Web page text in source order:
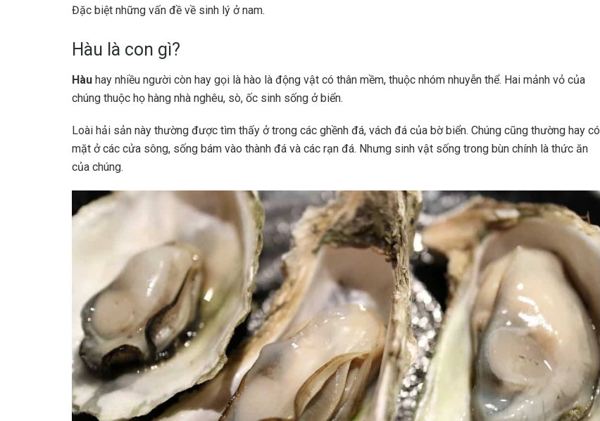
Đặc biệt những vấn đề về sinh lý ở nam.
Hàu là con gì?
Hàu hay nhiều người còn hay gọi là hào là động vật có thân mềm, thuộc nhóm nhuyễn thể. Hai mảnh vỏ của
chúng thuộc họ hàng nhà nghêu, sò, ốc sinh sống ở biển.
Loài hải sản này thường được tìm thấy ở trong các ghềnh đá, vách đá của bờ biển. Chúng cũng thường hay có
mặt ở các cửa sông, sống bám vào thành đá và các rạn đá. Nhưng sinh vật sống trong bùn chính là thức ăn
của chúng.